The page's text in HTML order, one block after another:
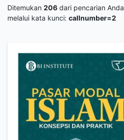
Ditemukan 206 dari pencarian Anda
melalui kata kunci: callnumber=2